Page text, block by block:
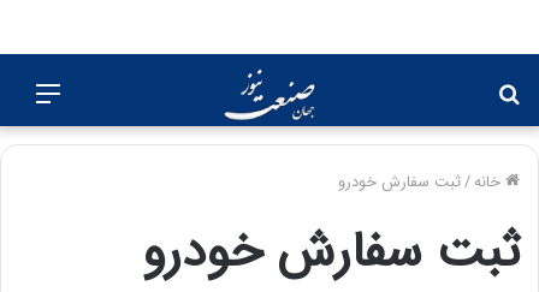
برای
خانه/ثبت سفارش خودرو
ثبت سفارش خودرو